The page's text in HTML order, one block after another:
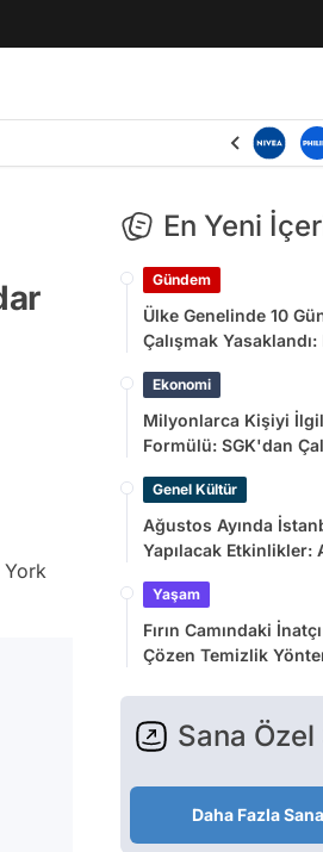
En Yeni
Gündem
Ülke Genelinde 10
Çalışmak Yasaklandı:
Ekonomi
Milyonlarca Kişiyi
Formülü: SGK'dan
Genel Kültür
Ağustos Ayında
Yapılacak Etkinlikler:
Yaşam
Fırın Camındaki
Çözen Temizlik
Sana
Daha Fazla